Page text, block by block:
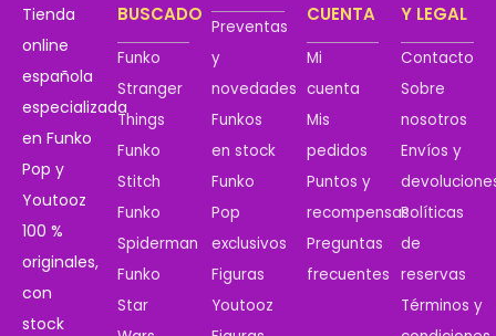
Tienda
online
española
especializada
en Funko
Pop y
Youtooz
100 %
originales,
con
stock
BUSCADO
Funko
Stranger
Things
Funko
Stitch
Funko
Spiderman
Funko
Star
Preventas
y
novedades
Funkos
en stock
Funko
Pop
exclusivos
Figuras
Youtooz
CUENTA
Mi
cuenta
Mis
pedidos
Puntos y
recompensas
Preguntas
frecuentes
Y LEGAL
Contacto
Sobre
nosotros
Envíos y
Políticas
de
reservas
Términos y